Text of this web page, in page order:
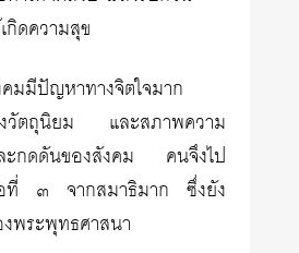
กิดความสุข
คมมีปัญหาทางจิตใจมาก
งวัตถุนิยม และสภาพความ
ะกดดันของสังคม คนจึงไป
อที่ ๓ จากสมาธิมาก ซึ่งยัง
พระพุทธศาสนา